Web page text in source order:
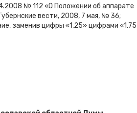
№ 112 «О Положении об аппарате
вести, 2008, 7 мая, № 36;
заменив цифры «1,25» цифрами